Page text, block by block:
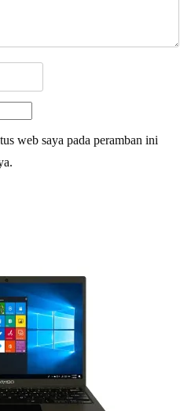
web saya pada peramban ini